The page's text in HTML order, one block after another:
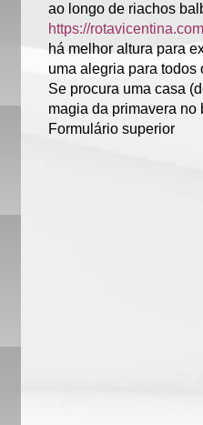
ao longo de riachos
https://rotavicentina.com
há melhor altura para
uma alegria para todos
Se procura uma casa
magia da primavera no
Formulário superior